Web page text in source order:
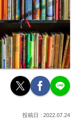
2022.07.24